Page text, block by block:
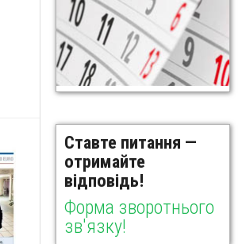
Ставте питання —
отримайте
відповідь!
Форма зворотнього
зв'язку!